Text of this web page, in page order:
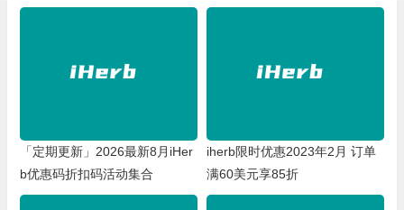
「定期更新」2026最新8月iHer
b优惠码折扣码活动集合
iherb限时优惠2023年2月 订单
满60美元享85折